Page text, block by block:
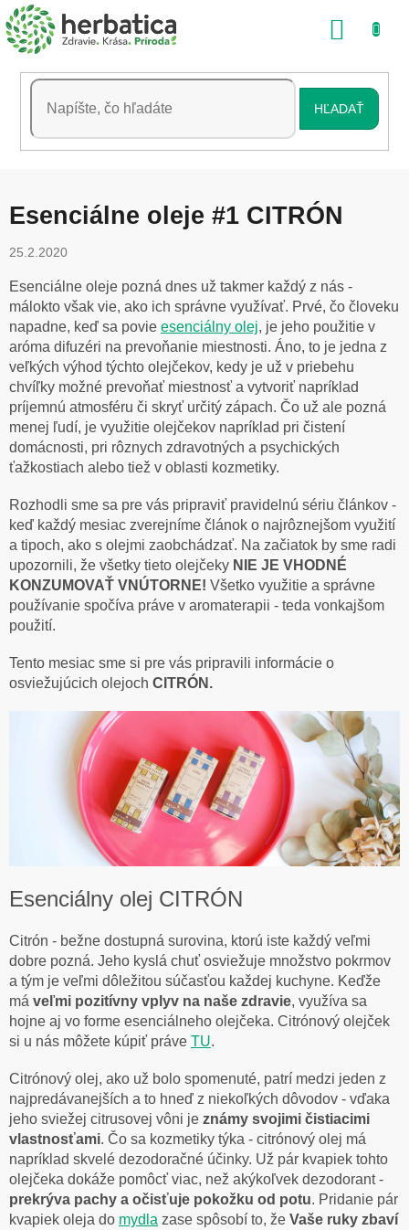
Prejsť
na
obsah
HĽADAŤ
Esenciálne oleje #1 CITRÓN
25.2.2020
Esenciálne oleje pozná dnes už takmer každý z nás -
málokto však vie, ako ich správne využívať. Prvé, čo človeku
napadne, keď sa povie esenciálny olej, je jeho použitie v
aróma difuzéri na prevoňanie miestnosti. Áno, to je jedna z
veľkých výhod týchto olejčekov, kedy je už v priebehu
chvíľky možné prevoňať miestnosť a vytvoriť napríklad
príjemnú atmosféru či skryť určitý zápach. Čo už ale pozná
menej ľudí, je využitie olejčekov napríklad pri čistení
domácnosti, pri rôznych zdravotných a psychických
ťažkostiach alebo tiež v oblasti kozmetiky.
Rozhodli sme sa pre vás pripraviť pravidelnú sériu článkov -
keď každý mesiac zverejníme článok o najrôznejšom využití
a tipoch, ako s olejmi zaobchádzať. Na začiatok by sme radi
upozornili, že všetky tieto olejčeky NIE JE VHODNÉ
KONZUMOVAŤ VNÚTORNE! Všetko využitie a správne
používanie spočíva práve v aromaterapii - teda vonkajšom
použití.
Tento mesiac sme si pre vás pripravili informácie o
osviežujúcich olejoch CITRÓN.
Esenciálny olej CITRÓN
Citrón - bežne dostupná surovina, ktorú iste každý veľmi
dobre pozná. Jeho kyslá chuť osviežuje množstvo pokrmov
a tým je veľmi dôležitou súčasťou každej kuchyne. Keďže
má veľmi pozitívny vplyv na naše zdravie, využíva sa
hojne aj vo forme esenciálneho olejčeka. Citrónový olejček
si u nás môžete kúpiť práve TU.
Citrónový olej, ako už bolo spomenuté, patrí medzi jeden z
najpredávanejších a to hneď z niekoľkých dôvodov - vďaka
jeho sviežej citrusovej vôni je známy svojimi čistiacimi
vlastnosťami. Čo sa kozmetiky týka - citrónový olej má
napríklad skvelé dezodoračné účinky. Už pár kvapiek tohto
olejčeka dokáže pomôcť viac, než akýkoľvek dezodorant -
prekrýva pachy a očisťuje pokožku od potu. Pridanie pár
kvapiek oleja do mydla zase spôsobí to, že Vaše ruky zbaví